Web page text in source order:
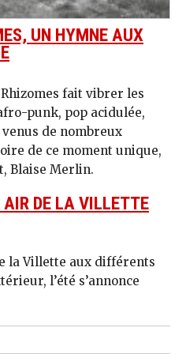
UN HYMNE AUX
fait vibrer les
punk, pop acidulée,
de nombreux
de ce moment unique,
Blaise Merlin.
DE LA VILLETTE
la Villette aux différents
l’été s’annonce